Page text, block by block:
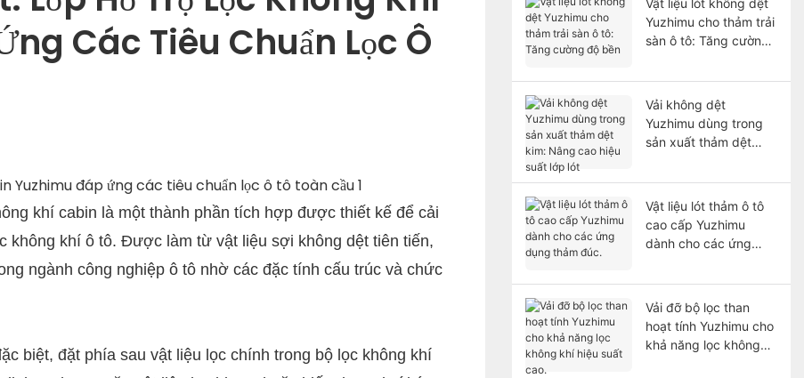
Các Tiêu Chuẩn Lọc Ô
khí cabin là một thành phần tích hợp được thiết kế để cải
không khí ô tô. Được làm từ vật liệu sợi không dệt tiên tiến,
ngành công nghiệp ô tô nhờ các đặc tính cấu trúc và chức
biệt, đặt phía sau vật liệu lọc chính trong bộ lọc không khí
Yuzhimu cho thảm trải
sàn ô tô: Tăng cường
Vải không dệt
Yuzhimu dùng trong
sản xuất thảm dệt
suất lớp lót
Vật liệu lót thảm ô tô
cao cấp Yuzhimu
dành cho các ứng
Vải đỡ bộ lọc than
hoạt tính Yuzhimu cho
khả năng lọc không